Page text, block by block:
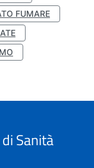
FUMARE
Sanità